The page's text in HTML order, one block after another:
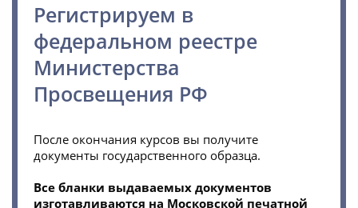
Регистрируем в
федеральном реестре
Министерства
Просвещения РФ
После окончания курсов вы получите
документы государственного образца.
Все бланки выдаваемых документов
изготавливаются на Московской печатной